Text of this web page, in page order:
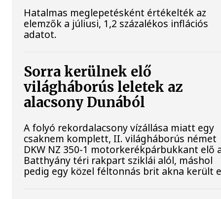
Hatalmas meglepetésként értékelték az
elemzők a júliusi, 1,2 százalékos inflációs
adatot.
Sorra kerülnek elő
világháborús leletek az
alacsony Dunából
A folyó rekordalacsony vízállása miatt egy
csaknem komplett, II. világháborús német
DKW NZ 350-1 motorkerékpárbukkant elő
Batthyány téri rakpart sziklái alól, máshol
pedig egy közel féltonnás brit akna került